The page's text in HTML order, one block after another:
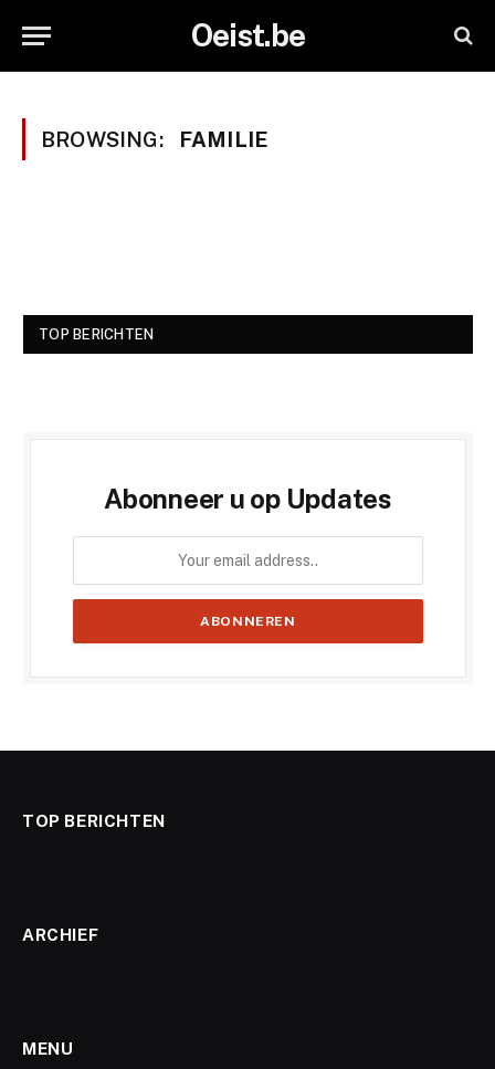
Oeist.be
BROWSING: FAMILIE
TOP BERICHTEN
Abonneer u op Updates
TOP BERICHTEN
ARCHIEF
MENU